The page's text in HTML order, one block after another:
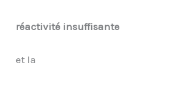
réactivité insuffisante
et la